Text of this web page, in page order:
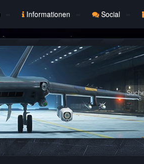
Informationen Social